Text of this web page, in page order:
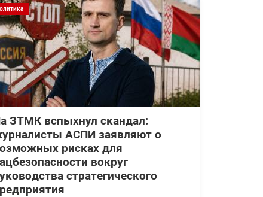
ЗТМК вспыхнул скандал:
АСПИ заявляют о
рисках для
вокруг
стратегического